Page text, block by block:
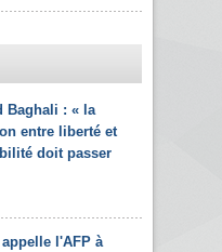
Baghali : « la
entre liberté et
doit passer
l'AFP à